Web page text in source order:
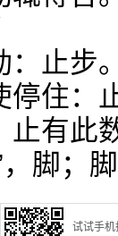
止步
住：
有此
脚；脚
试试手机